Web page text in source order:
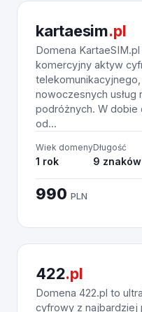
kartaesim.pl
Domena
komercyjny aktyw
nowoczesnych usług
podróżnych. W dobie
od...
Wiek domeny
1 rok
Długość
9 znaków
990 PLN
422.pl
Domena 422.pl to
cyfrowy z najbardziej